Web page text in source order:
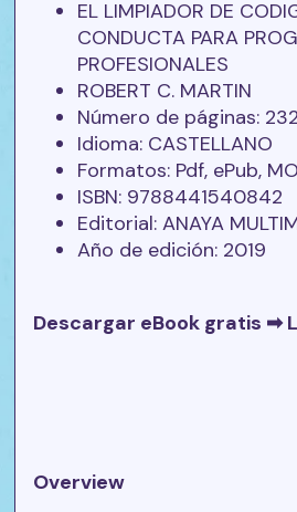
EL LIMPIADOR DE
CONDUCTA PARA
PROFESIONALES
ROBERT C. MARTIN
Número de páginas: 232
Idioma: CASTELLANO
Formatos: Pdf, ePub,
ISBN: 9788441540842
Editorial: ANAYA
Año de edición: 2019
Descargar eBook gratis ➡
Overview